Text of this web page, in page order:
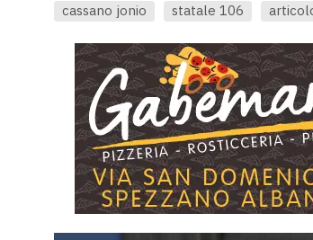
cassano jonio statale 106